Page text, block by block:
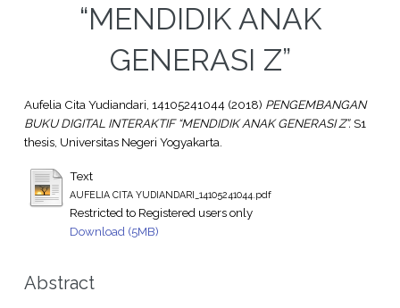
“MENDIDIK ANAK
GENERASI Z”
Aufelia Cita Yudiandari, 14105241044(2018) PENGEMBANGAN
BUKU DIGITAL INTERAKTIF “MENDIDIK ANAK GENERASI Z”.S1
thesis, Universitas Negeri Yogyakarta.
Text
AUFELIA CITA YUDIANDARI_14105241044.pdf
Restricted to Registered users only
Download (5MB)
Abstract